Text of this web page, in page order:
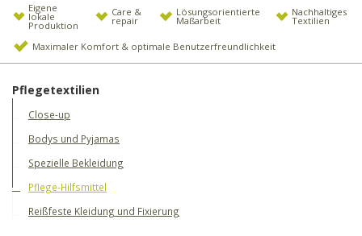
Eigene
lokale
Produktion
Care &
repair
Lösungsorientierte
Maßarbeit
Nachhaltiges
Textilien
Maximaler Komfort & optimale Benutzerfreundlichkeit
Pflegetextilien
Close-up
Bodys und Pyjamas
Spezielle Bekleidung
Pflege-Hilfsmittel
Reißfeste Kleidung und Fixierung